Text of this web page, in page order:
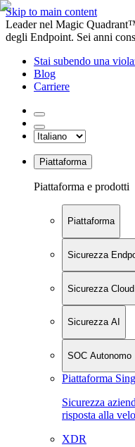
Skip to main content
Leader nel Magic
degli Endpoint. Sei anni
Stai subendo una
Blog
Carriere
Piattaforma
Piattaforma e prodotti
Piattaforma
Sicurezza
Sicurezza Cloud
Sicurezza AI
SOC Autonomo
Piattaforma
Sicurezza
risposta alla
XDR